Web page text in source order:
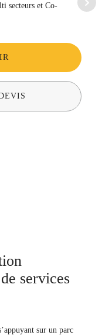
secteurs et Co-
services
sur un parc